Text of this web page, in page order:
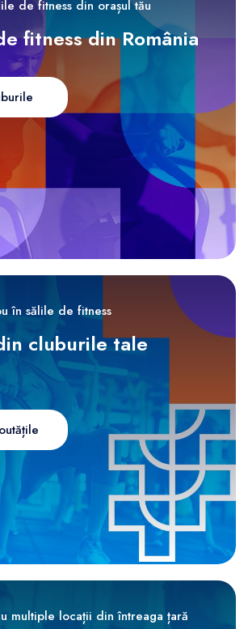
de fitness din orașul tău
fitness din România
în sălile de fitness
cluburile tale
multiple locații din întreaga țară